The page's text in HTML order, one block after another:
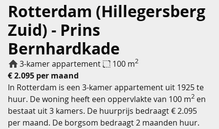
Rotterdam (Hillegersberg
Zuid) - Prins
Bernhardkade
3-kamer appartement 100 m2
€ 2.095 per maand
In Rotterdam is een 3-kamer appartement uit 1925 te
huur. De woning heeft een oppervlakte van 100 m2 en
bestaat uit 3 kamers. De huurprijs bedraagt € 2.095
per maand. De borgsom bedraagt 2 maanden huur.